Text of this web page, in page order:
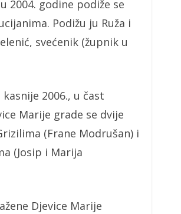
2004. godine podiže se
Podižu ju Ruža i
svećenik (župnik u
2006., u čast
Marije grade se dvije
(Frane Modrušan) i
(Josip i Marija
Djevice Marije